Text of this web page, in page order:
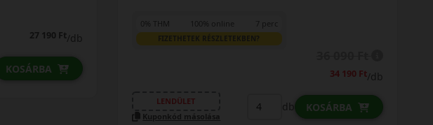
27 190 Ft/db
KOSÁRBA
0% THM 100% online 7 perc
FIZETHETEK RÉSZLETEKBEN?
34 190 Ft/db
LENDÜLET
Kuponkód másolása
db KOSÁRBA